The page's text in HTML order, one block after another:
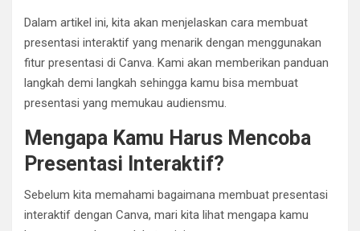
Dalam artikel ini, kita akan menjelaskan cara membuat
presentasi interaktif yang menarik dengan menggunakan
fitur presentasi di Canva. Kami akan memberikan panduan
langkah demi langkah sehingga kamu bisa membuat
presentasi yang memukau audiensmu.
Mengapa Kamu Harus Mencoba
Presentasi Interaktif?
Sebelum kita memahami bagaimana membuat presentasi
interaktif dengan Canva, mari kita lihat mengapa kamu